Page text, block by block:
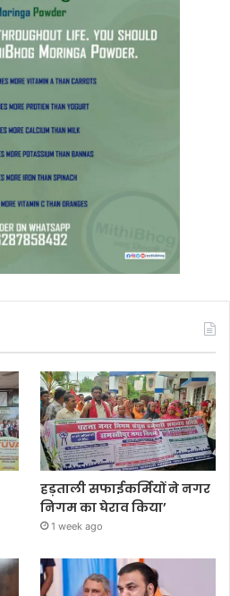
हड़ताली सफाईकर्मियों ने नगर
निगम का घेराव किया’
1 week ago